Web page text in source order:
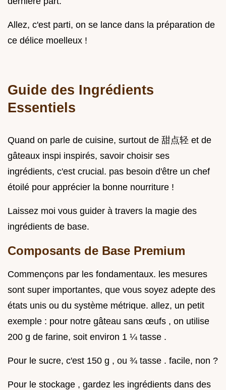
Allez, c'est parti, on se lance dans la préparation de
ce délice moelleux !
Guide des Ingrédients
Essentiels
Quand on parle de cuisine, surtout de 甜点轻 et de
gâteaux inspi inspirés, savoir choisir ses
ingrédients, c'est crucial. pas besoin d'être un chef
étoilé pour apprécier la bonne nourriture !
Laissez moi vous guider à travers la magie des
ingrédients de base.
Composants de Base Premium
Commençons par les fondamentaux. les mesures
sont super importantes, que vous soyez adepte des
états unis ou du système métrique. allez, un petit
exemple : pour notre gâteau sans œufs , on utilise
200 g de farine, soit environ 1 ¼ tasse .
Pour le sucre, c'est 150 g , ou ¾ tasse . facile, non ?
Pour le stockage , gardez les ingrédients dans des